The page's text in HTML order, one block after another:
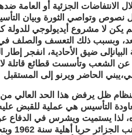
الانتفاضات الجزئية أو العامة
وتواصي الثورة وبيان
يكن لا مشروع أيديولوجي
وبسبب ذلك التعسف والصلف
ضيق الأحادية، انفجر
عن الشعب وتأسست قطائع قاتلة
ظل يرفض هذا الحد العالي من
التأسيس هي عملية للقبض
لذا يستميت ويشرس في الدفاع عن